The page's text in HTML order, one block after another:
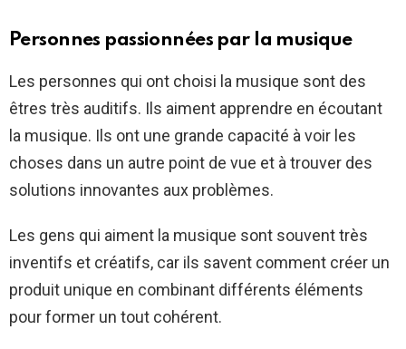
Personnes passionnées par la musique
Les personnes qui ont choisi la musique sont des
êtres très auditifs. Ils aiment apprendre en écoutant
la musique. Ils ont une grande capacité à voir les
choses dans un autre point de vue et à trouver des
solutions innovantes aux problèmes.
Les gens qui aiment la musique sont souvent très
inventifs et créatifs, car ils savent comment créer un
produit unique en combinant différents éléments
pour former un tout cohérent.